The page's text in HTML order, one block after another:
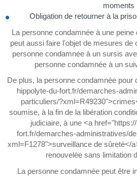
moments
Obligation de retourner à la
La personne condamnée à une
peut aussi faire l'objet de mesures de
personne condamnée à un sursis
personne condamnée à un
De plus, la personne condamnée
hippolyte-du-fort.fr/demarches-
particuliers/
soumise, à la fin de la libération
judiciaire, à une <a
fort.fr/demarches-administratives/
xml=F1278">surveillance de sûreté</
renouvelée sans limitation
La personne condamnée peut être